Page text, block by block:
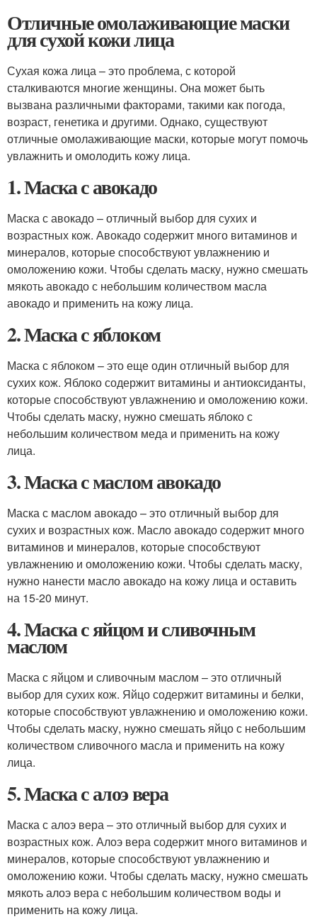
Отличные омолаживающие маски
для сухой кожи лица
Сухая кожа лица – это проблема, с которой
сталкиваются многие женщины. Она может быть
вызвана различными факторами, такими как погода,
возраст, генетика и другими. Однако, существуют
отличные омолаживающие маски, которые могут помочь
увлажнить и омолодить кожу лица.
1. Маска с авокадо
Маска с авокадо – отличный выбор для сухих и
возрастных кож. Авокадо содержит много витаминов и
минералов, которые способствуют увлажнению и
омоложению кожи. Чтобы сделать маску, нужно смешать
мякоть авокадо с небольшим количеством масла
авокадо и применить на кожу лица.
2. Маска с яблоком
Маска с яблоком – это еще один отличный выбор для
сухих кож. Яблоко содержит витамины и антиоксиданты,
которые способствуют увлажнению и омоложению кожи.
Чтобы сделать маску, нужно смешать яблоко с
небольшим количеством меда и применить на кожу
лица.
3. Маска с маслом авокадо
Маска с маслом авокадо – это отличный выбор для
сухих и возрастных кож. Масло авокадо содержит много
витаминов и минералов, которые способствуют
увлажнению и омоложению кожи. Чтобы сделать маску,
нужно нанести масло авокадо на кожу лица и оставить
на 15-20 минут.
4. Маска с яйцом и сливочным
маслом
Маска с яйцом и сливочным маслом – это отличный
выбор для сухих кож. Яйцо содержит витамины и белки,
которые способствуют увлажнению и омоложению кожи.
Чтобы сделать маску, нужно смешать яйцо с небольшим
количеством сливочного масла и применить на кожу
лица.
5. Маска с алоэ вера
Маска с алоэ вера – это отличный выбор для сухих и
возрастных кож. Алоэ вера содержит много витаминов и
минералов, которые способствуют увлажнению и
омоложению кожи. Чтобы сделать маску, нужно смешать
мякоть алоэ вера с небольшим количеством воды и
применить на кожу лица.